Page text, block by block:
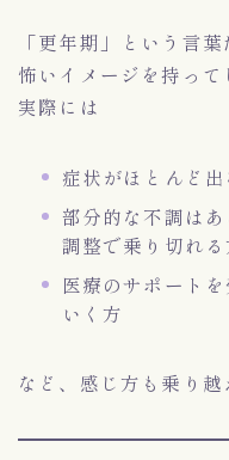
「更年期」という言
怖いイメージを持って
実際には
症状がほとんど
部分的な不調は
調整で乗り切れる
医療のサポート
いく方
など、感じ方も乗り越